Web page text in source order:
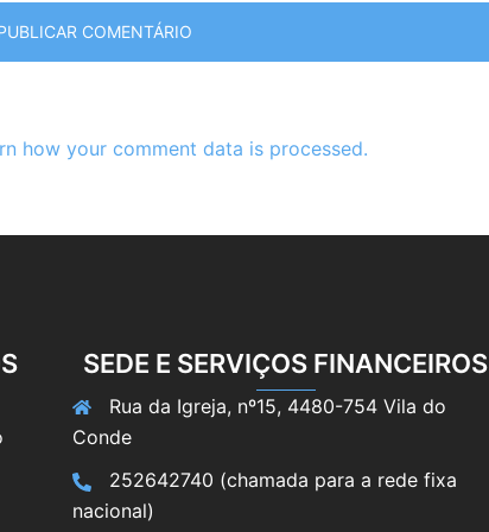
how your comment data is processed.
SEDE E SERVIÇOS FINANCEIROS
Rua da Igreja, nº15, 4480-754 Vila do
Conde
252642740 (chamada para a rede fixa
nacional)